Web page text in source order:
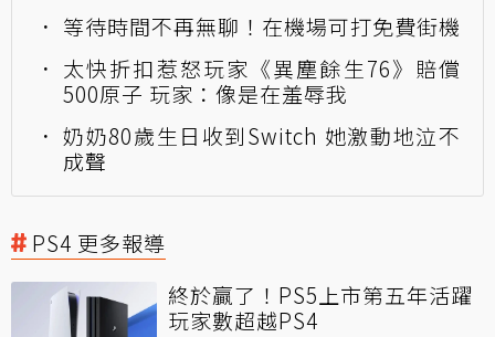
等待時間不再無聊！在機場可打免費街機
太快折扣惹怒玩家《異塵餘生76》賠償
500原子 玩家：像是在羞辱我
奶奶80歲生日收到Switch 她激動地泣不
成聲
PS4 更多報導
終於贏了！PS5上市第五年活躍
玩家數超越PS4